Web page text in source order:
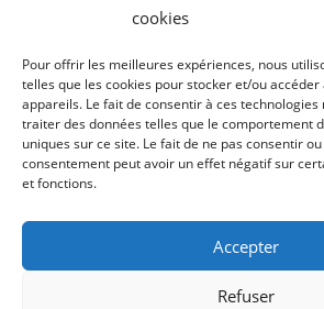
cookies
Pour offrir les meilleures expériences, nous
telles que les cookies pour stocker et/ou
appareils. Le fait de consentir à ces
traiter des données telles que le comportement
uniques sur ce site. Le fait de ne pas consentir
consentement peut avoir un effet négatif sur
et fonctions.
Accepter
Refuser
Archive Tram-riders (2010-